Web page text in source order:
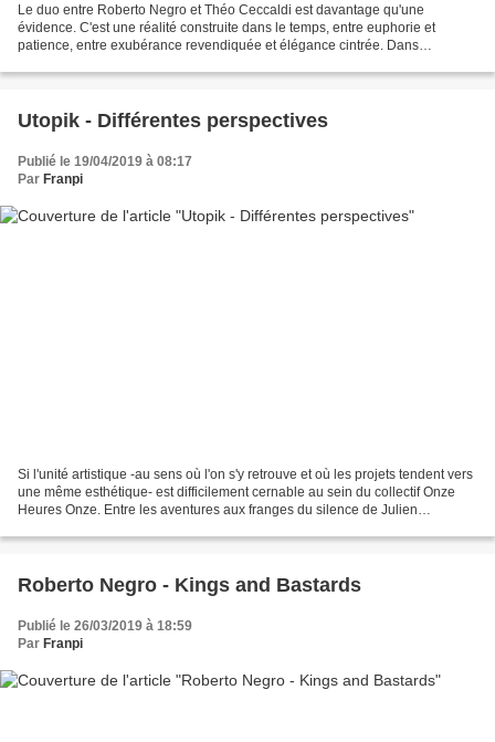
Le duo entre Roberto Negro et Théo Ceccaldi est davantage qu'une
évidence. C'est une réalité construite dans le temps, entre euphorie et
patience, entre exubérance revendiquée et élégance cintrée. Dans
Utopik - Différentes perspectives
Publié le 19/04/2019 à 08:17
Par Franpi
Si l'unité artistique -au sens où l'on s'y retrouve et où les projets tendent vers
une même esthétique- est difficilement cernable au sein du collectif Onze
Heures Onze. Entre les aventures aux franges du silence de Julien
Roberto Negro - Kings and Bastards
Publié le 26/03/2019 à 18:59
Par Franpi